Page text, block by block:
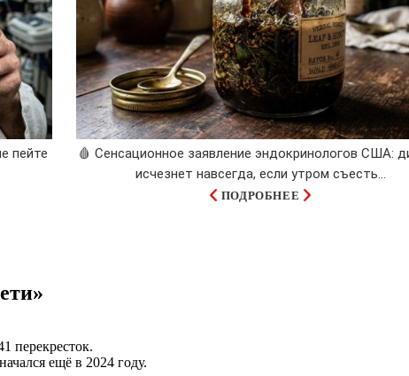
пейте
🩸 Сенсационное заявление эндокринологов США:
исчезнет навсегда, если утром съесть...
ПОДРОБНЕЕ
перекресток.
ещё в 2024 году.